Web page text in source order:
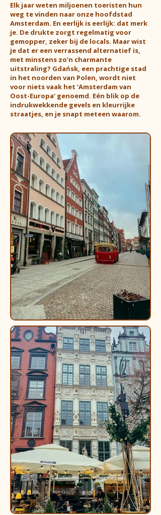
Elk jaar weten miljoenen toeristen hun
weg te vinden naar onze hoofdstad
Amsterdam. En eerlijk is eerlijk: dat merk
je. De drukte zorgt regelmatig voor
gemopper, zeker bij de locals. Maar wist
je dat er een verrassend alternatief is,
met minstens zo’n charmante
uitstraling? Gdańsk, een prachtige stad
in het noorden van Polen, wordt niet
voor niets vaak het ‘Amsterdam van
Oost-Europa’ genoemd. Eén blik op de
indrukwekkende gevels en kleurrijke
straatjes, en je snapt meteen waarom.